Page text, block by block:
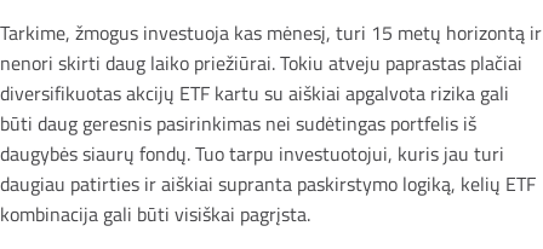
Tarkime, žmogus investuoja kas mėnesį, turi 15 metų horizontą ir
nenori skirti daug laiko priežiūrai. Tokiu atveju paprastas plačiai
diversifikuotas akcijų ETF kartu su aiškiai apgalvota rizika gali
būti daug geresnis pasirinkimas nei sudėtingas portfelis iš
daugybės siaurų fondų. Tuo tarpu investuotojui, kuris jau turi
daugiau patirties ir aiškiai supranta paskirstymo logiką, kelių ETF
kombinacija gali būti visiškai pagrįsta.